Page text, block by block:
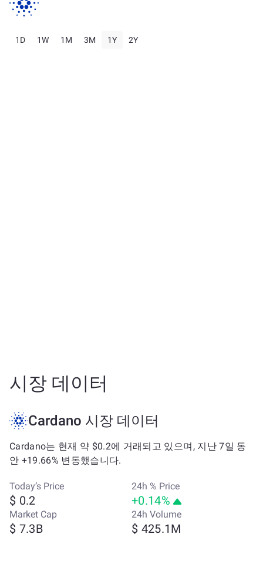
1D 1W 1M 3M 1Y 2Y
시장 데이터
Cardano 시장 데이터
Cardano는 현재 약 $0.2에 거래되고 있으며, 지난 7일 동
안 +19.66% 변동했습니다.
Today’s Price
$ 0.2
24h % Price
+0.14%
Market Cap
$ 7.3B
24h Volume
$ 425.1M